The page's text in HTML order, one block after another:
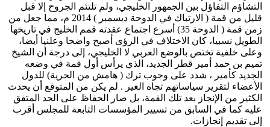
التشاؤم التفاؤل بين الجمهور الخليجي، ولم تلتئم الجروح إلا قبل
قليل من قمة ( الارتباك في الدوحة ديسمبر ) 2014 م، مما جعل من
زمن قمة ( الدوحة 35) أسرع اجتماع عقدته قمم الخليج في تاريخها
الطويل نسبيا، كان الاختلاف في الرؤى أصبح واضحا وعلنيا أيضا،
وعلى خلفية تختص بالوضع العربي لا الخليجي، إلى درجة أن الشيخ
تميم بن حمد أمير قطر الجديد، الذي يرأس أول قمة في وضعه
الجديد كأمير ، شدد على وجوب ترك ( هامش من الحرية) للدول
الأعضاء لتقرير سياساتهم تجاه الغير . لم يكن من المتوقع أن يحدث
الكثير من الإنجاز بعد تلك القمة، بل صار الحفاظ على الحد المتفق
عليه كما في السابق من تسيير المؤسسات التابعة للمجلس أقرب
إلى تقديم إنجازات.